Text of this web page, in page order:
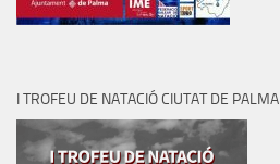
I TROFEU DE NATACIÓ CIUTAT DE PALMA